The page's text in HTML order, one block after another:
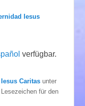
Iesus
verfügbar.
Caritas unter
für den